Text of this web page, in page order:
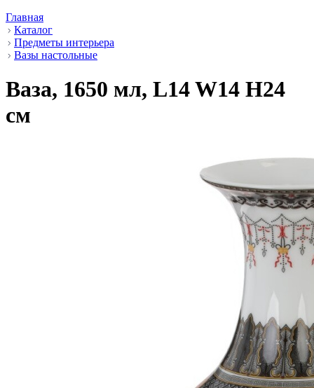
Главная
Каталог
Предметы интерьера
Вазы настольные
Ваза, 1650 мл, L14 W14 H24
см